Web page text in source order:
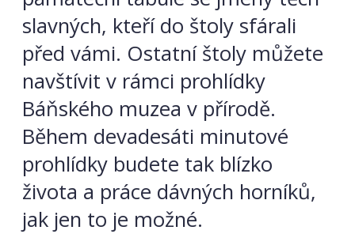
slavných, kteří do štoly sfárali
před vámi. Ostatní štoly můžete
navštívit v rámci prohlídky
Báňského muzea v přírodě.
Během devadesáti minutové
prohlídky budete tak blízko
života a práce dávných horníků,
jak jen to je možné.